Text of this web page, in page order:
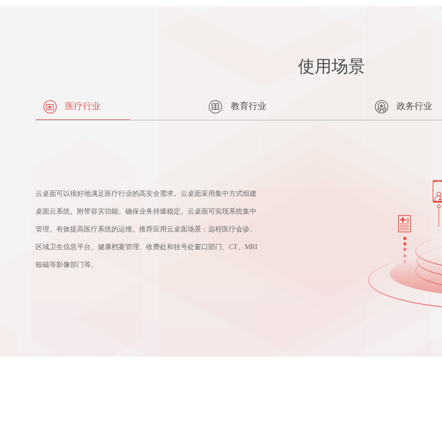
使用场景
医疗行业 教育行业 政务行业
云桌面可以很好地满足医疗行业的高安全需求，云桌面采用集中方式组建
桌面云系统，附带容灾功能，确保业务持续稳定。云桌面可实现系统集中
管理，有效提高医疗系统的运维。推荐应用云桌面场景：远程医疗会诊、
区域卫生信息平台、健康档案管理、收费处和挂号处窗口部门、CT、MRI
核磁等影像部门等。